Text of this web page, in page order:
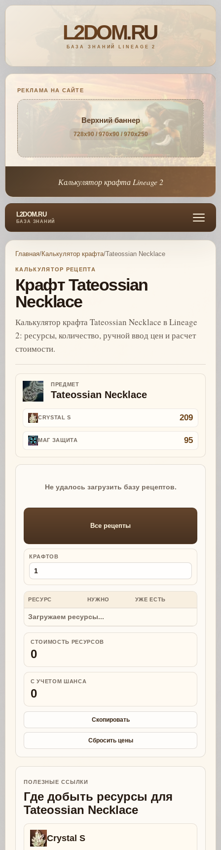
РЕКЛАМА НА САЙТЕ
Верхний баннер
728x90 / 970x90 / 970x250
Калькулятор крафта Lineage 2
L2DOM.RU
БАЗА ЗНАНИЙ
Главная/Калькулятор крафта/Tateossian Necklace
КАЛЬКУЛЯТОР РЕЦЕПТА
Крафт Tateossian
Necklace
Калькулятор крафта Tateossian Necklace в Lineage
2: ресурсы, количество, ручной ввод цен и расчет
стоимости.
ПРЕДМЕТ
Tateossian Necklace
CRYSTAL S 209
МАГ ЗАЩИТА 95
Не удалось загрузить базу рецептов.
Все рецепты
КРАФТОВ
РЕСУРС НУЖНО УЖЕ ЕСТЬ
Загружаем ресурсы...
СТОИМОСТЬ РЕСУРСОВ
0
С УЧЕТОМ ШАНСА
0
Скопировать
Сбросить цены
ПОЛЕЗНЫЕ ССЫЛКИ
Где добыть ресурсы для
Tateossian Necklace
Crystal S